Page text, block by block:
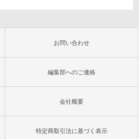
お問い合わせ
編集部へのご連絡
会社概要
特定商取引法に基づく表示